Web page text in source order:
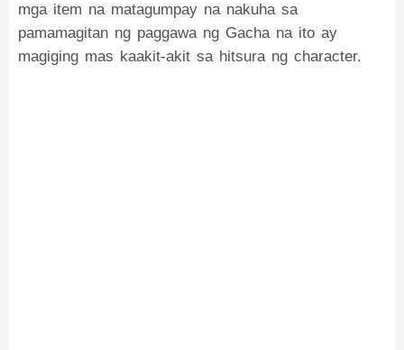
mga item na matagumpay na nakuha sa
pamamagitan ng paggawa ng Gacha na ito ay
magiging mas kaakit-akit sa hitsura ng character.